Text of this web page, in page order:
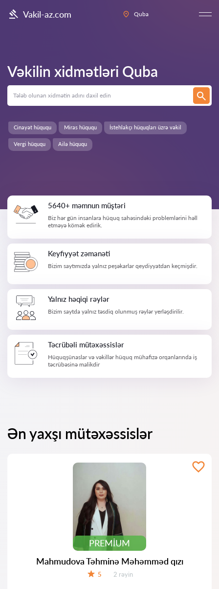
Vakil-az.com Quba
Vəkilin xidmətləri Quba
Ailə hüququ
Cinayət hüququ Miras hüququ İstehlakçı hüquqları üzrə vəkil
Vergi hüququ
5640+ məmnun müştəri
Biz hər gün insanlara hüquq sahəsindəki problemlərini həll
etməyə kömək edirik.
Keyfiyyət zəmanəti
Bizim saytımızda yalnız peşəkarlar qeydiyyatdan keçmişdir.
Yalnız həqiqi rəylər
Bizim saytda yalnız təsdiq olunmuş rəylər yerləşdirilir.
Təcrübəli mütəxəssislər
Hüquqşünaslar və vəkillər hüquq mühafizə orqanlarında iş
təcrübəsinə malikdir
Ən yaxşı mütəxəssislər
PREMIUM
Mahmudova Təhminə Məhəmməd qızı
5 Rəylər:
2 rəyin